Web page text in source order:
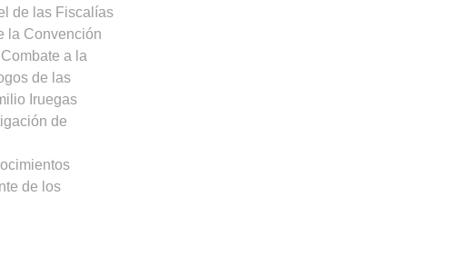
de las Fiscalías
la Convención
a la
de las
Iruegas
de
de los